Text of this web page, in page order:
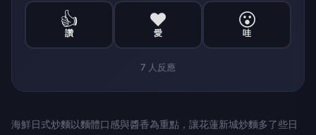
👍
讚
❤️
愛
😮
哇
7 人反應
海鮮日式炒麵以麵體口感與醬香為重點，讓花蓮新城炒麵多了些日